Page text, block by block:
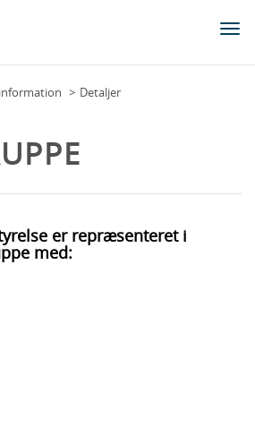
Detaljer
er repræsenteret i
med: